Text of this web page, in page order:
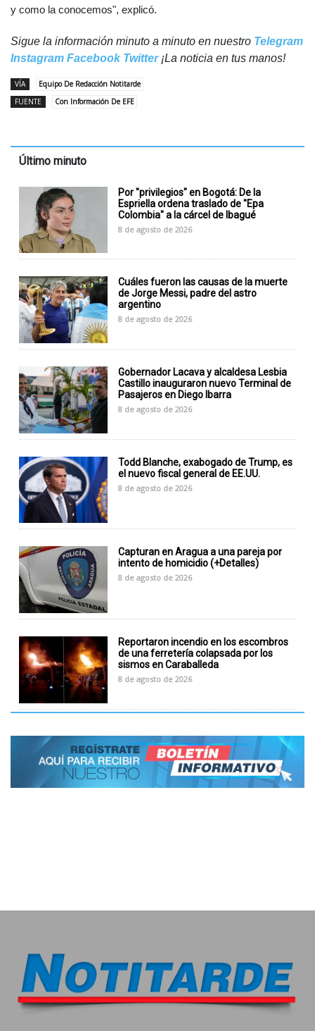
y como la conocemos", explicó.
Sigue la información minuto a minuto en nuestro Telegram
Instagram Facebook Twitter¡La noticia en tus manos!
VÍA
Equipo De Redacción Notitarde
FUENTE
Con Información De EFE
Último minuto
Por "privilegios" en Bogotá: De la
Espriella ordena traslado de "Epa
Colombia" a la cárcel de Ibagué
8 de agosto de 2026
Cuáles fueron las causas de la muerte
de Jorge Messi, padre del astro
argentino
8 de agosto de 2026
Gobernador Lacava y alcaldesa Lesbia
Castillo inauguraron nuevo Terminal de
Pasajeros en Diego Ibarra
8 de agosto de 2026
Todd Blanche, exabogado de Trump, es
el nuevo fiscal general de EE.UU.
8 de agosto de 2026
Capturan en Aragua a una pareja por
intento de homicidio (+Detalles)
8 de agosto de 2026
Reportaron incendio en los escombros
de una ferretería colapsada por los
sismos en Caraballeda
8 de agosto de 2026